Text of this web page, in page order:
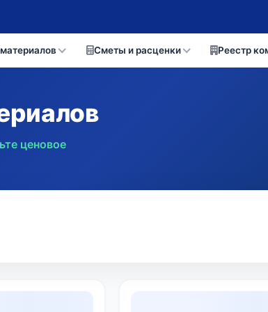
Сметы и расценки Реестр
ценовое